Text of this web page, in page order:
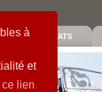
à
et
lien
STATS